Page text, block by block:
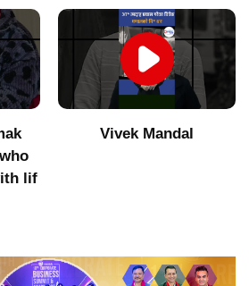
Indigenous products did